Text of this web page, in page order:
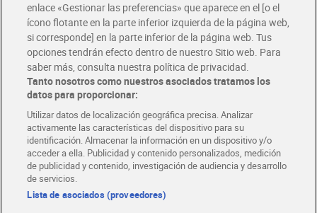
Folletos y Tiendas
Descubre las mejores ofertas y busca tu tienda más cercana
Tarjeta MaX Dia
Te devuelve hasta 8€/mes de tus compras.
¡Solicita tu tarjeta de crédito aquí!
COMER MEJOR CADA DIA
COLABORA CON DIA ABRE TU TIENDA DIA CORPORATE
enlace «Gestionar las preferencias» que aparece en el [o el
ícono flotante en la parte inferior izquierda de la página web,
si corresponde] en la parte inferior de la página web. Tus
opciones tendrán efecto dentro de nuestro Sitio web. Para
saber más, consulta nuestra política de privacidad.
Tanto nosotros como nuestros asociados tratamos los
datos para proporcionar:
Utilizar datos de localización geográfica precisa. Analizar
activamente las características del dispositivo para su
identificación. Almacenar la información en un dispositivo y/o
acceder a ella. Publicidad y contenido personalizados, medición
de publicidad y contenido, investigación de audiencia y desarrollo
de servicios.
Lista de asociados (proveedores)